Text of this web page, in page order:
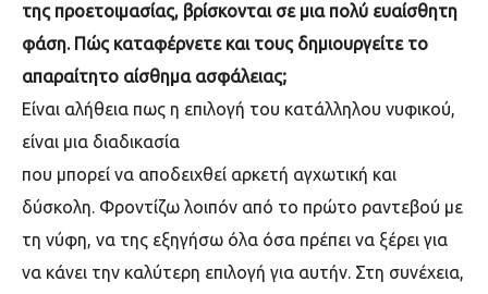
της προετοιμασίας, βρίσκονται σε μια πολύ ευαίσθητη
φάση. Πώς καταφέρνετε και τους δημιουργείτε το
απαραίτητο αίσθημα ασφάλειας;
Είναι αλήθεια πως η επιλογή του κατάλληλου νυφικού,
είναι μια διαδικασία
που μπορεί να αποδειχθεί αρκετή αγχωτική και
δύσκολη. Φροντίζω λοιπόν από το πρώτο ραντεβού με
τη νύφη, να της εξηγήσω όλα όσα πρέπει να ξέρει για
να κάνει την καλύτερη επιλογή για αυτήν. Στη συνέχεια,